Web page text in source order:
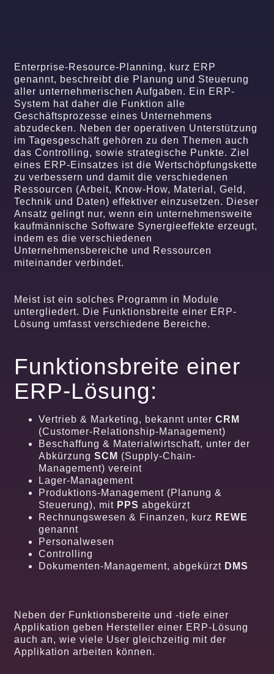
Enterprise-Resource-Planning, kurz ERP
genannt, beschreibt die Planung und Steuerung
aller unternehmerischen Aufgaben. Ein ERP-
System hat daher die Funktion alle
Geschäftsprozesse eines Unternehmens
abzudecken. Neben der operativen Unterstützung
im Tagesgeschäft gehören zu den Themen auch
das Controlling, sowie strategische Punkte. Ziel
eines ERP-Einsatzes ist die Wertschöpfungskette
zu verbessern und damit die verschiedenen
Ressourcen (Arbeit, Know-How, Material, Geld,
Technik und Daten) effektiver einzusetzen. Dieser
Ansatz gelingt nur, wenn ein unternehmensweite
kaufmännische Software Synergieeffekte erzeugt,
indem es die verschiedenen
Unternehmensbereiche und Ressourcen
miteinander verbindet.
Meist ist ein solches Programm in Module
untergliedert. Die Funktionsbreite einer ERP-
Lösung umfasst verschiedene Bereiche.
Funktionsbreite einer
ERP-Lösung:
Vertrieb & Marketing, bekannt unterCRM
(Customer-Relationship-Management)
Beschaffung & Materialwirtschaft, unter der
AbkürzungSCM (Supply-Chain-
Management) vereint
Lager-Management
Produktions-Management (Planung &
Steuerung), mit PPS abgekürzt
Rechnungswesen & Finanzen, kurz REWE
genannt
Personalwesen
Controlling
Dokumenten-Management, abgekürzt DMS
Neben der Funktionsbereite und -tiefe einer
Applikation geben Hersteller einer ERP-Lösung
auch an, wie viele User gleichzeitig mit der
Applikation arbeiten können.